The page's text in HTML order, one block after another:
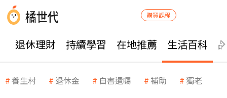
購買課程
退休理財 持續學習 在地推薦 生活百科
養生村 退休金 自書遺囑 補助 獨老